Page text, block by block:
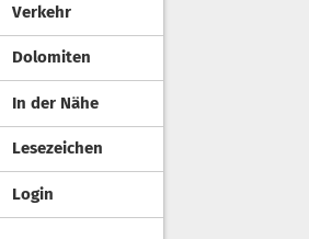
Verkehr
Dolomiten
In der Nähe
Lesezeichen
Login